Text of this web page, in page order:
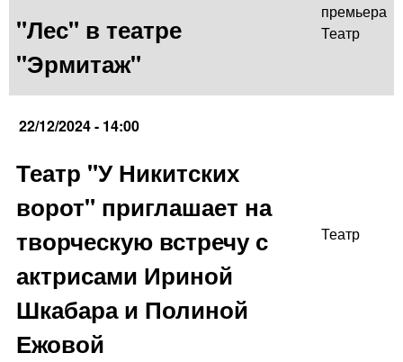
"Лес" в театре
"Эрмитаж"
премьера
Театр
22/12/2024 - 14:00
Театр "У Никитских
ворот" приглашает на
творческую встречу с
актрисами Ириной
Шкабара и Полиной
Ежовой
Театр